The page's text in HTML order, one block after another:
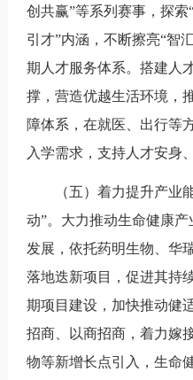
创共赢”等系列赛事，探索
引才”内涵，不断擦亮“智
期人才服务体系。搭建人
撑，营造优越生活环境，
障体系，在就医、出行等
入学需求，支持人才安身
（五）着力提升产业
动”。大力推动生命健康
发展，依托药明生物、华
落地迭新项目，促进其持
期项目建设，加快推动健
招商、以商招商，着力嫁
物等新增长点引入，生命